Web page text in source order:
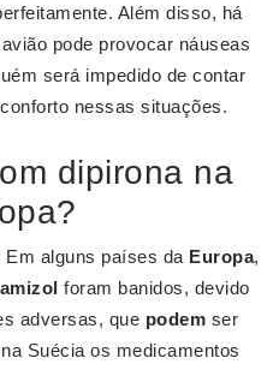
Além disso, há
pode provocar náuseas
será impedido de contar
nessas situações.
dipirona na
Em alguns países da Europa,
foram banidos, devido
adversas, que podem ser
Suécia os medicamentos